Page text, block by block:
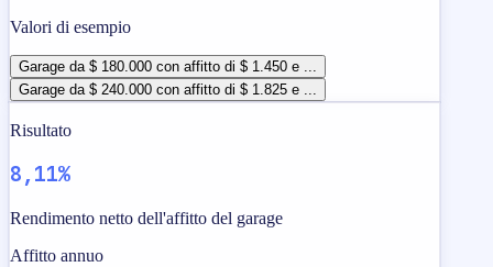
Valori di esempio
Garage da $ 180.000 con affitto di $ 1.450 e ...
Garage da $ 240.000 con affitto di $ 1.825 e ...
Risultato
8,11%
Rendimento netto dell'affitto del garage
Affitto annuo